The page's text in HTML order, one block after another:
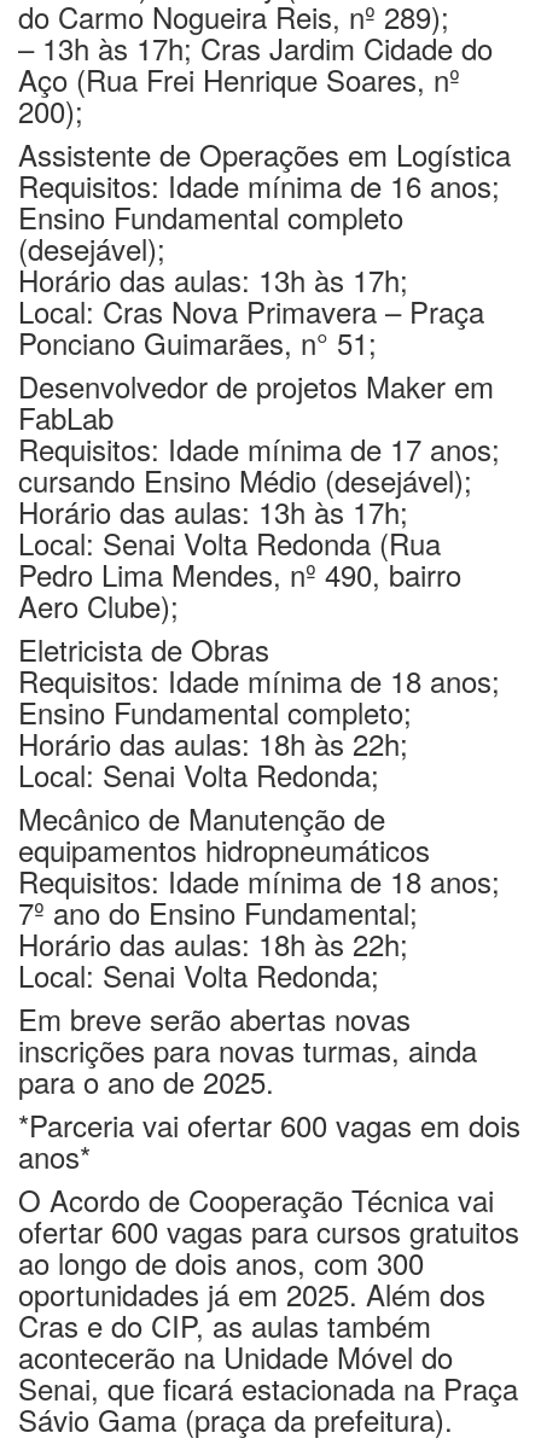
do Carmo Nogueira Reis, nº 289);
– 13h às 17h; Cras Jardim Cidade do
Aço (Rua Frei Henrique Soares, nº
200);
Assistente de Operações em Logística
Requisitos: Idade mínima de 16 anos;
Ensino Fundamental completo
(desejável);
Horário das aulas: 13h às 17h;
Local: Cras Nova Primavera – Praça
Ponciano Guimarães, n° 51;
Desenvolvedor de projetos Maker em
FabLab
Requisitos: Idade mínima de 17 anos;
cursando Ensino Médio (desejável);
Horário das aulas: 13h às 17h;
Local: Senai Volta Redonda (Rua
Pedro Lima Mendes, nº 490, bairro
Aero Clube);
Eletricista de Obras
Requisitos: Idade mínima de 18 anos;
Ensino Fundamental completo;
Horário das aulas: 18h às 22h;
Local: Senai Volta Redonda;
Mecânico de Manutenção de
equipamentos hidropneumáticos
Requisitos: Idade mínima de 18 anos;
7º ano do Ensino Fundamental;
Horário das aulas: 18h às 22h;
Local: Senai Volta Redonda;
Em breve serão abertas novas
inscrições para novas turmas, ainda
para o ano de 2025.
*Parceria vai ofertar 600 vagas em dois
anos*
O Acordo de Cooperação Técnica vai
ofertar 600 vagas para cursos gratuitos
ao longo de dois anos, com 300
oportunidades já em 2025. Além dos
Cras e do CIP, as aulas também
acontecerão na Unidade Móvel do
Senai, que ficará estacionada na Praça
Sávio Gama (praça da prefeitura).